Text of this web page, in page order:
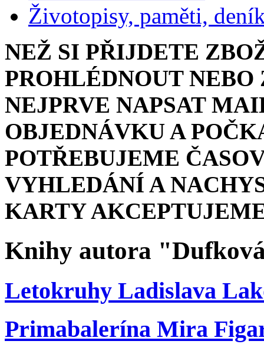
Životopisy, paměti,
NEŽ SI PŘIJDETE
PROHLÉDNOUT
NEJPRVE NAPSAT
OBJEDNÁVKU A
POTŘEBUJEME
VYHLEDÁNÍ A
KARTY
Knihy autora
Letokruhy Ladislava
Primabalerína Mira